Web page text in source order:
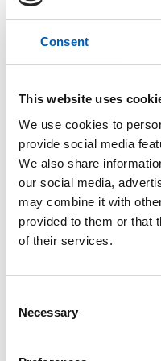
Consent
This website uses
We use cookies to
provide social media
We also share
our social media,
may combine it with
provided to them or that
of their services.
Necessary
FN-pakten
, og den
pakten ble
(Polen kunne ikke
Francisco, men
I løpet av høsten
Sikkerhetsrådet og
den 24.oktober
pakten i sitt lovverk,
var FN formelt
24. oktober som den
juni.
Lær mer